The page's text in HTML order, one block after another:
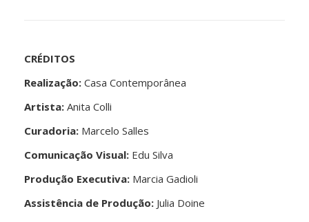
CRÉDITOS
Realização: Casa Contemporânea
Artista: Anita Colli
Curadoria: Marcelo Salles
Comunicação Visual: Edu Silva
Produção Executiva: Marcia Gadioli
Assistência de Produção: Julia Doine